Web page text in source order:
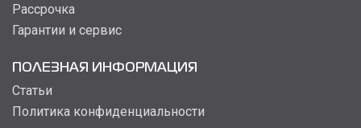
Рассрочка
Гарантии и сервис
ПОЛЕЗНАЯ ИНФОРМАЦИЯ
Статьи
Политика конфиденциальности